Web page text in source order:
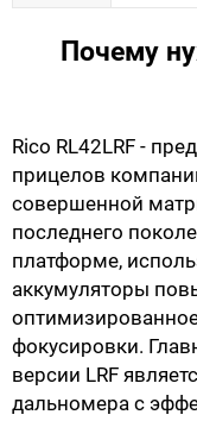
Почему
Rico RL42LRF -
прицелов
совершенной
последнего
платформе,
аккумуляторы
фокусировки.
версии LRF
дальномера с